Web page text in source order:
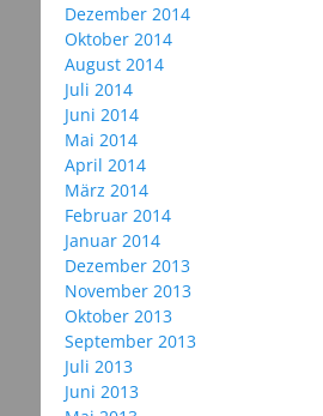
Dezember 2014
Oktober 2014
August 2014
Juli 2014
Juni 2014
Mai 2014
April 2014
März 2014
Februar 2014
Januar 2014
Dezember 2013
November 2013
Oktober 2013
September 2013
Juli 2013
Juni 2013